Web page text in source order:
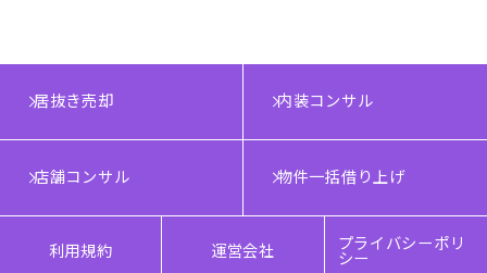
居抜き売却 内装コンサル
店舗コンサル 物件一括借り上げ
利用規約 運営会社 プライバシーポリ
シー